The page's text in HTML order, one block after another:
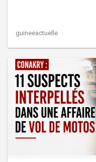
guineeactuelle